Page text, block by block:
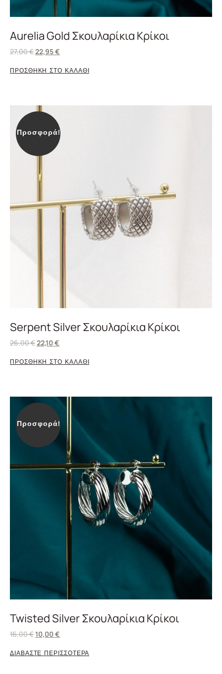
Aurelia Gold Σκουλαρίκια Κρίκοι
27,00€22,95€
ΠΡΟΣΘΗΚΗ ΣΤΟ ΚΑΛΑΘΙ
Προσφορά!
Serpent Silver Σκουλαρίκια Κρίκοι
26,00€22,10€
ΠΡΟΣΘΗΚΗ ΣΤΟ ΚΑΛΑΘΙ
Προσφορά!
Twisted Silver Σκουλαρίκια Κρίκοι
16,00€ 10,00€
ΔΙΑΒΑΣΤΕ ΠΕΡΙΣΣΟΤΕΡΑ